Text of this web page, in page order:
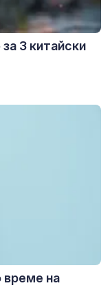
3 китайски
време на